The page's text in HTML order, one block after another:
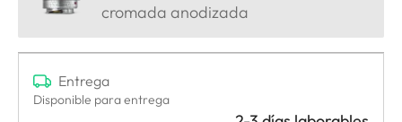
cromada anodizada
Entrega
Disponible para entrega